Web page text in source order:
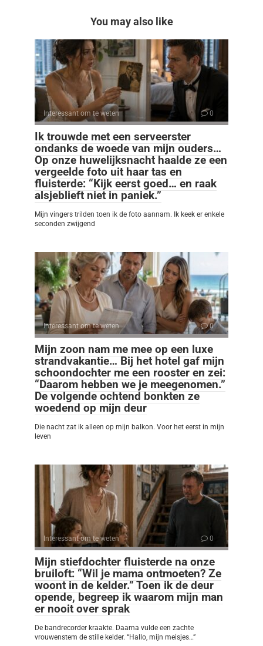
You may also like
Interessant om te weten 0
Ik trouwde met een serveerster
ondanks de woede van mijn ouders…
Op onze huwelijksnacht haalde ze een
vergeelde foto uit haar tas en
fluisterde: “Kijk eerst goed… en raak
alsjeblieft niet in paniek.”
Mijn vingers trilden toen ik de foto aannam. Ik keek er enkele
seconden zwijgend
Interessant om te weten 0
Mijn zoon nam me mee op een luxe
strandvakantie… Bij het hotel gaf mijn
schoondochter me een rooster en zei:
“Daarom hebben we je meegenomen.”
De volgende ochtend bonkten ze
woedend op mijn deur
Die nacht zat ik alleen op mijn balkon. Voor het eerst in mijn
leven
Interessant om te weten 0
Mijn stiefdochter fluisterde na onze
bruiloft: “Wil je mama ontmoeten? Ze
woont in de kelder.” Toen ik de deur
opende, begreep ik waarom mijn man
er nooit over sprak
De bandrecorder kraakte. Daarna vulde een zachte
vrouwenstem de stille kelder. “Hallo, mijn meisjes…”